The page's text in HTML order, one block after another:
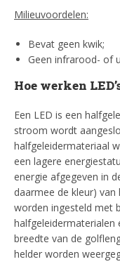
Milieuvoordelen:
Bevat geen kwik;
Geen infrarood- of
Hoe werken
Een LED is een
stroom wordt
halfgeleidermateriaal
een lagere
energie afgegeven in
daarmee de kleur)
worden ingesteld met
halfgeleidermaterialen
breedte van de
helder worden